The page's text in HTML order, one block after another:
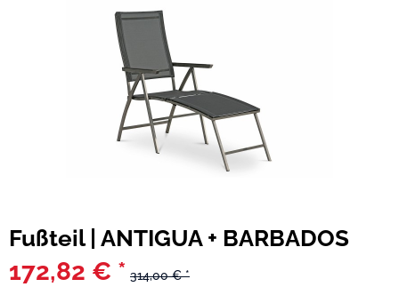
Fußteil | ANTIGUA + BARBADOS
172,82 € * 314,00 € *